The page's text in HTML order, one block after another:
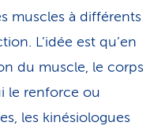
muscles à différents
L’idée est qu’en
du muscle, le corps
le renforce ou
les kinésiologues